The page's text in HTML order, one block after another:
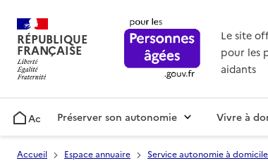
RÉPUBLIQUE
FRANÇAISE
Le site
pour les
aidants
AccueilPréserver son autonomie Vivre à
Accueil Espace annuaire Service autonomie à